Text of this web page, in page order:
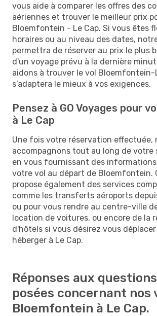
vous aide à comparer les offres des
aériennes et trouver le meilleur prix
Bloemfontein - Le Cap. Si vous êtes
horaires ou au niveau des dates,
permettra de réserver au prix le plus
d'un voyage prévu à la dernière
aidons à trouver le vol Bloemfontein-
s’adaptera le mieux à vos exigences.
Pensez à GO Voyages pour
à Le Cap
Une fois votre réservation effectuée,
accompagnons tout au long de votre
en vous fournissant des
votre vol au départ de Bloemfontein.
propose également des services
comme les transferts aéroports
ou pour vous rendre au centre-ville
location de voitures, ou encore de la
d'hôtels si vous désirez vous
héberger à Le Cap.
Réponses aux
posées concernant nos
Bloemfontein à Le Cap.